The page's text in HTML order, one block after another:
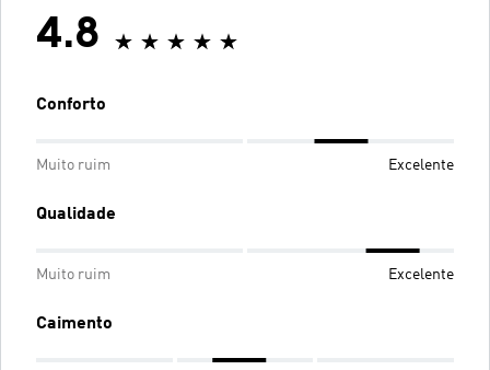
4.8
Conforto
Muito ruim Excelente
Qualidade
Muito ruim Excelente
Caimento